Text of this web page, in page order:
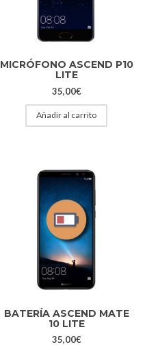
MICRÓFONO ASCEND P10
LITE
35,00€
Añadir al carrito
BATERÍA ASCEND MATE
10 LITE
35,00€